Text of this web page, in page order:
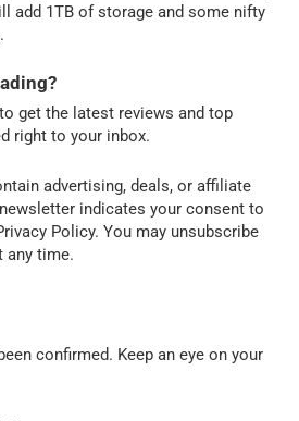
add 1TB of storage and some nifty
get the latest reviews and top
right to your inbox.
advertising, deals, or affiliate
indicates your consent to
Policy. You may unsubscribe
any time.
confirmed. Keep an eye on your